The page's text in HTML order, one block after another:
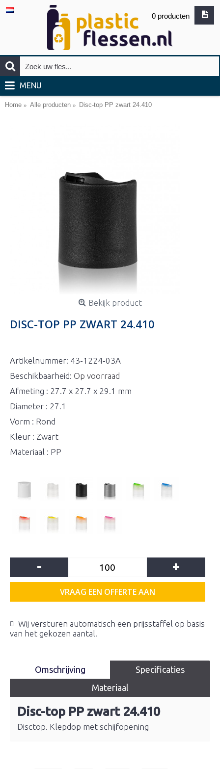
0 producten
MENU
Home Alle producten Disc-top PP zwart 24.410
Bekijk product
DISC-TOP PP ZWART 24.410
Artikelnummer: 43-1224-03A
Beschikbaarheid: Op voorraad
Afmeting : 27.7 x 27.7 x 29.1 mm
Diameter : 27.1
Vorm : Rond
Kleur : Zwart
Materiaal : PP
- +
VRAAG EEN OFFERTE AAN
Wij versturen automatisch een prijsstaffel op basis
van het gekozen aantal.
Omschrijving
Specificaties
Materiaal
Disc-top PP zwart 24.410
Disctop. Klepdop met schijfopening